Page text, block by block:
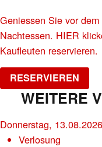
Geniessen Sie vor
Nachtessen. HIER
Kaufleuten reservieren.
RESERVIEREN
WEITERE
Donnerstag, 13.08.2026
Verlosung